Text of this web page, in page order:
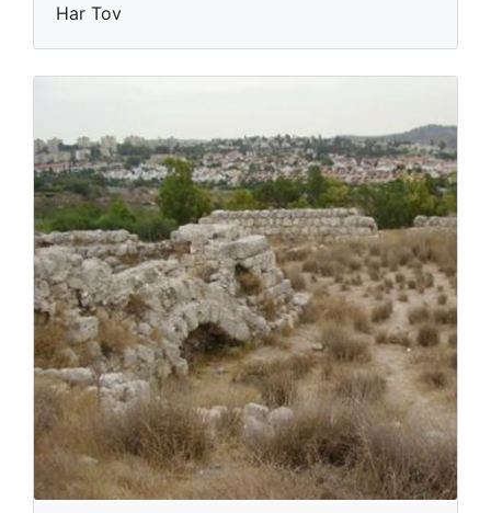
Har Tov